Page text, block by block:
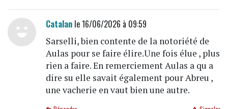
Catalanle 16/06/2026 à 09:59
Sarselli, bien contente de la notoriété de
Aulas pour se faire élire.Une fois élue , plus
rien a faire. En remerciement Aulas a qu a
dire su elle savait également pour Abreu ,
une vacherie en vaut bien une autre.